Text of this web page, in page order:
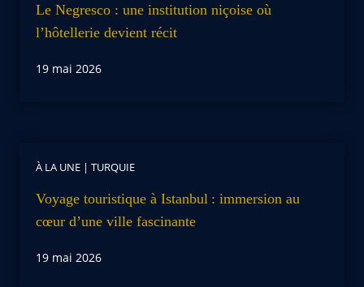
Le Negresco : une institution niçoise où
l’hôtellerie devient récit
19 mai 2026
À LA UNE | TURQUIE
Voyage touristique à Istanbul : immersion au
cœur d’une ville fascinante
19 mai 2026